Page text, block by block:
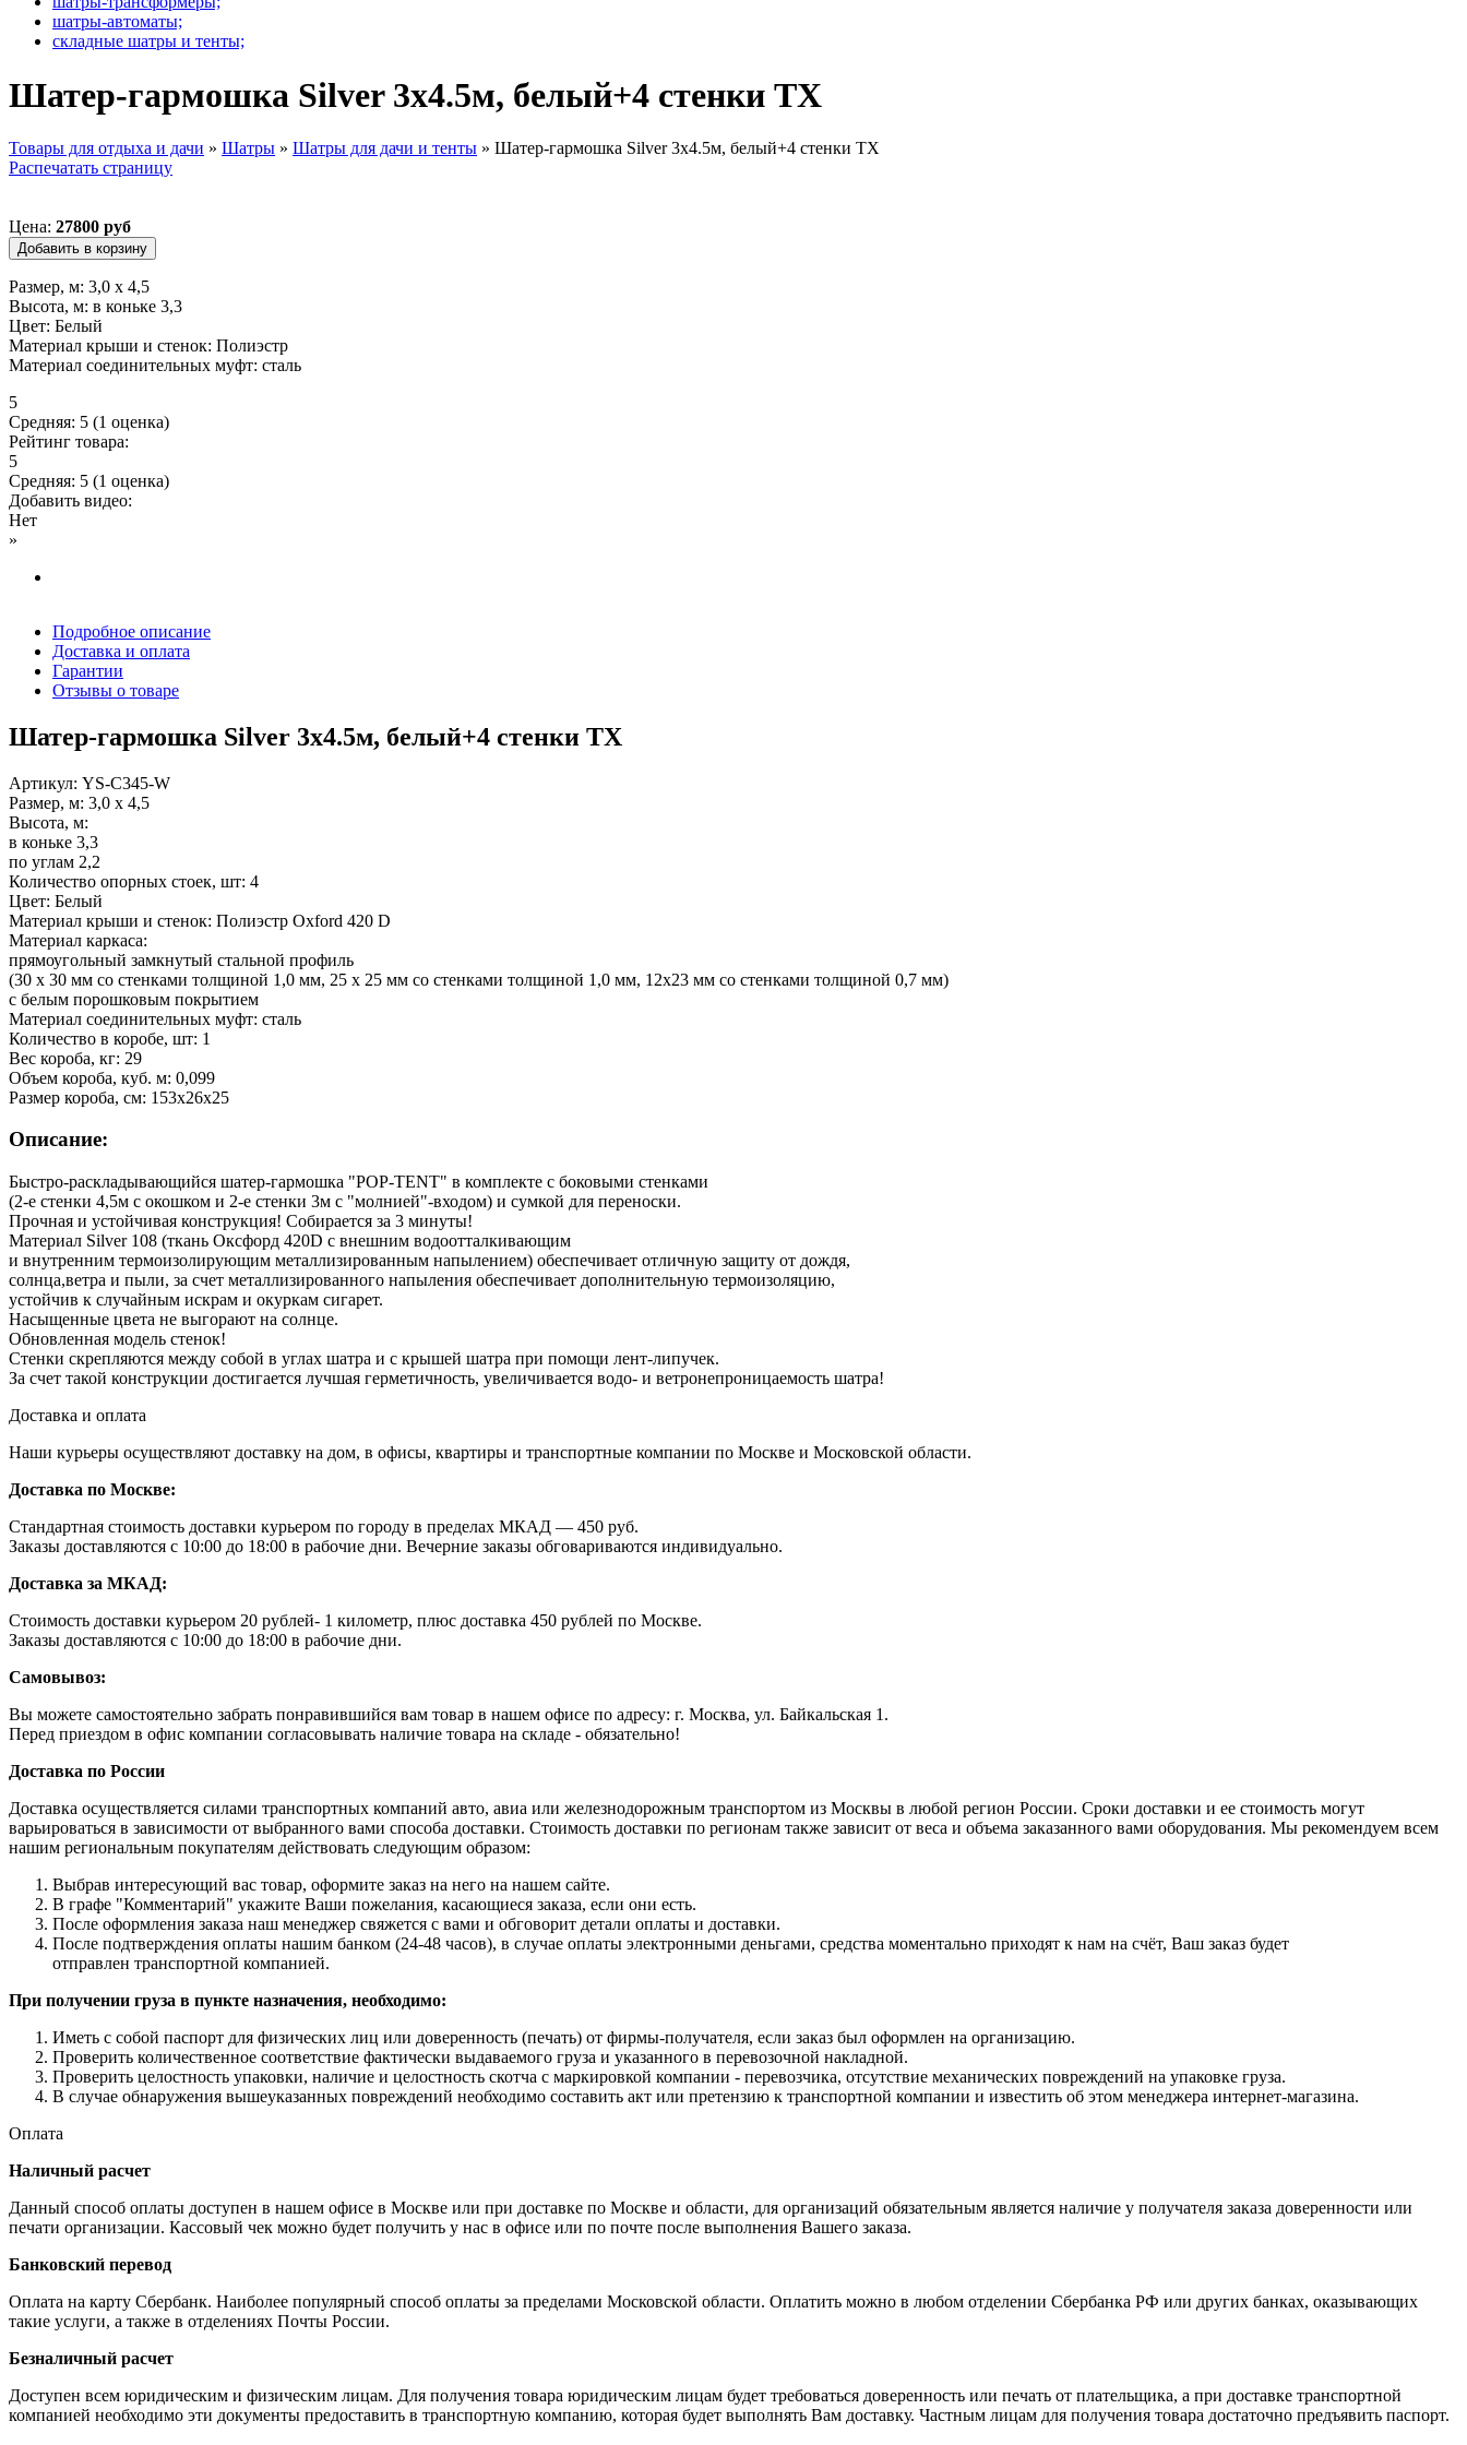
шатры-автоматы;
складные шатры и тенты;
Шатер-гармошка Silver 3х4.5м, белый+4 стенки ТХ
Вы здесь
Товары для отдыха и дачи » Шатры » Шатры для дачи и тенты » Шатер-гармошка Silver 3х4.5м, белый+4 стенки ТХ
Распечатать страницу
Цена: 27800 руб
Размер, м: 3,0 х 4,5
Высота, м: в коньке 3,3
Цвет: Белый
Материал крыши и стенок: Полиэстр
Материал соединительных муфт: сталь
5
Средняя: 5 (1 оценка)
Рейтинг товара:
5
Средняя: 5 (1 оценка)
Добавить видео:
Нет
»
Подробное описание
Доставка и оплата
Гарантии
Отзывы о товаре
Шатер-гармошка Silver 3х4.5м, белый+4 стенки ТХ
Артикул: YS-C345-W
Размер, м: 3,0 х 4,5
Высота, м:
в коньке 3,3
по углам 2,2
Количество опорных стоек, шт: 4
Цвет: Белый
Материал крыши и стенок: Полиэстр Oxford 420 D
Материал каркаса:
прямоугольный замкнутый стальной профиль
(30 х 30 мм со стенками толщиной 1,0 мм, 25 х 25 мм со стенками толщиной 1,0 мм, 12x23 мм со стенками толщиной 0,7 мм)
с белым порошковым покрытием
Материал соединительных муфт: сталь
Количество в коробе, шт: 1
Вес короба, кг: 29
Объем короба, куб. м: 0,099
Размер короба, см: 153x26x25
Описание:
Быстро-раскладывающийся шатер-гармошка "POP-TENT" в комплекте с боковыми стенками
(2-е стенки 4,5м с окошком и 2-е стенки 3м с "молнией"-входом) и сумкой для переноски.
Прочная и устойчивая конструкция! Собирается за 3 минуты!
Материал Silver 108 (ткань Оксфорд 420D с внешним водоотталкивающим
и внутренним термоизолирующим металлизированным напылением) обеспечивает отличную защиту от дождя,
солнца,ветра и пыли, за счет металлизированного напыления обеспечивает дополнительную термоизоляцию,
устойчив к случайным искрам и окуркам сигарет.
Насыщенные цвета не выгорают на солнце.
Обновленная модель стенок!
Стенки скрепляются между собой в углах шатра и с крышей шатра при помощи лент-липучек.
За счет такой конструкции достигается лучшая герметичность, увеличивается водо- и ветронепроницаемость шатра!
Доставка и оплата
Наши курьеры осуществляют доставку на дом, в офисы, квартиры и транспортные компании по Москве и Московской области.
Доставка по Москве:
Стандартная стоимость доставки курьером по городу в пределах МКАД — 450 руб.
Заказы доставляются с 10:00 до 18:00 в рабочие дни. Вечерние заказы обговариваются индивидуально.
Доставка за МКАД:
Стоимость доставки курьером 20 рублей- 1 километр, плюс доставка 450 рублей по Москве.
Заказы доставляются с 10:00 до 18:00 в рабочие дни.
Самовывоз:
Вы можете самостоятельно забрать понравившийся вам товар в нашем офисе по адресу: г. Москва, ул. Байкальская 1.
Перед приездом в офис компании согласовывать наличие товара на складе - обязательно!
Доставка по России
Доставка осуществляется силами транспортных компаний авто, авиа или железнодорожным транспортом из Москвы в любой регион России. Сроки доставки и ее стоимость могут
варьироваться в зависимости от выбранного вами способа доставки. Стоимость доставки по регионам также зависит от веса и объема заказанного вами оборудования. Мы рекомендуем всем
нашим региональным покупателям действовать следующим образом:
Выбрав интересующий вас товар, оформите заказ на него на нашем сайте.
В графе "Комментарий" укажите Ваши пожелания, касающиеся заказа, если они есть.
После оформления заказа наш менеджер свяжется с вами и обговорит детали оплаты и доставки.
После подтверждения оплаты нашим банком (24-48 часов), в случае оплаты электронными деньгами, средства моментально приходят к нам на счёт, Ваш заказ будет
отправлен транспортной компанией.
При получении груза в пункте назначения, необходимо:
Иметь с собой паспорт для физических лиц или доверенность (печать) от фирмы-получателя, если заказ был оформлен на организацию.
Проверить количественное соответствие фактически выдаваемого груза и указанного в перевозочной накладной.
Проверить целостность упаковки, наличие и целостность скотча с маркировкой компании - перевозчика, отсутствие механических повреждений на упаковке груза.
В случае обнаружения вышеуказанных повреждений необходимо составить акт или претензию к транспортной компании и известить об этом менеджера интернет-магазина.
Оплата
Наличный расчет
Данный способ оплаты доступен в нашем офисе в Москве или при доставке по Москве и области, для организаций обязательным является наличие у получателя заказа доверенности или
печати организации. Кассовый чек можно будет получить у нас в офисе или по почте после выполнения Вашего заказа.
Банковский перевод
Оплата на карту Сбербанк. Наиболее популярный способ оплаты за пределами Московской области. Оплатить можно в любом отделении Сбербанка РФ или других банках, оказывающих
такие услуги, а также в отделениях Почты России.
Безналичный расчет
Доступен всем юридическим и физическим лицам. Для получения товара юридическим лицам будет требоваться доверенность или печать от плательщика, а при доставке транспортной
компанией необходимо эти документы предоставить в транспортную компанию, которая будет выполнять Вам доставку. Частным лицам для получения товара достаточно предъявить паспорт.